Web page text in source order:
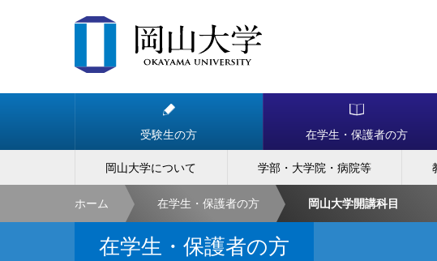
受験生の方 在学生・保護者の方
岡山大学について 学部・大学院・病院等
ホーム 在学生・保護者の方 岡山大学開講科目
在学生・保護者の方